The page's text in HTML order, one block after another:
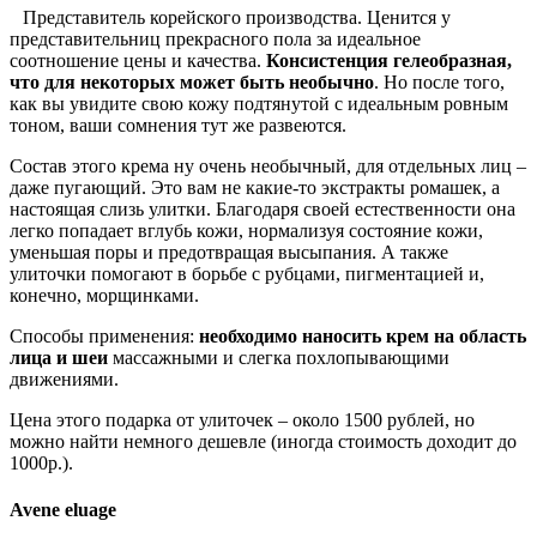
Представитель корейского производства. Ценится у
представительниц прекрасного пола за идеальное
соотношение цены и качества. Консистенция гелеобразная,
что для некоторых может быть необычно. Но после того,
как вы увидите свою кожу подтянутой с идеальным ровным
тоном, ваши сомнения тут же развеются.
Состав этого крема ну очень необычный, для отдельных лиц –
даже пугающий. Это вам не какие-то экстракты ромашек, а
настоящая слизь улитки. Благодаря своей естественности она
легко попадает вглубь кожи, нормализуя состояние кожи,
уменьшая поры и предотвращая высыпания. А также
улиточки помогают в борьбе с рубцами, пигментацией и,
конечно, морщинками.
Способы применения: необходимо наносить крем на область
лица и шеи массажными и слегка похлопывающими
движениями.
Цена этого подарка от улиточек – около 1500 рублей, но
можно найти немного дешевле (иногда стоимость доходит до
1000р.).
Avene eluage